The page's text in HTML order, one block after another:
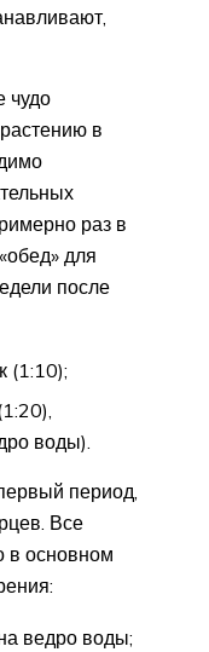
чудо
в
раз в
для
после
(1:10);
воды).
период,
Все
в основном
ведро воды;